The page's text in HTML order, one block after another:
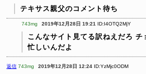
テキサス親父のコメント待ち
743mg 2019年12月28日 19:21 ID:I4OTQ2MjY
こんなサイト見てる訳ねえだろ チ
忙しいんだよ
返信 743mg 2019年12月28日 12:24 ID:YzMjc0ODM